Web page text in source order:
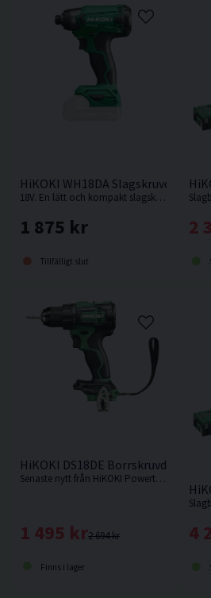
HiKOKI WH18DA Slagskruvdragare
18V. En lätt och kompakt slagskruvdragare med längd och vikt som en 12V maskin. Levereras utan batteri och laddare.
1 875 kr
Tillfälligt slut
2
HiKOKI DS18DE Borrskruvdragare
Senaste nytt från HiKOKI Powertools. Borrskruvdragare med kort maskinkropp och enastående balans. Smart säkerhetsfunktion som motverkar "Kick back" Levereras utan batteri och laddare med manual men utan låda.
2 694 kr
1 495 kr
Finns i lager
4